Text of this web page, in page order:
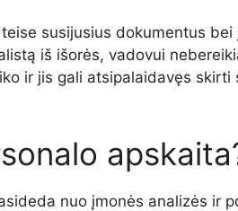
susijusius dokumentus bei
iš išorės, vadovui
ir jis gali atsipalaidavęs skirti
nuo įmonės analizės ir